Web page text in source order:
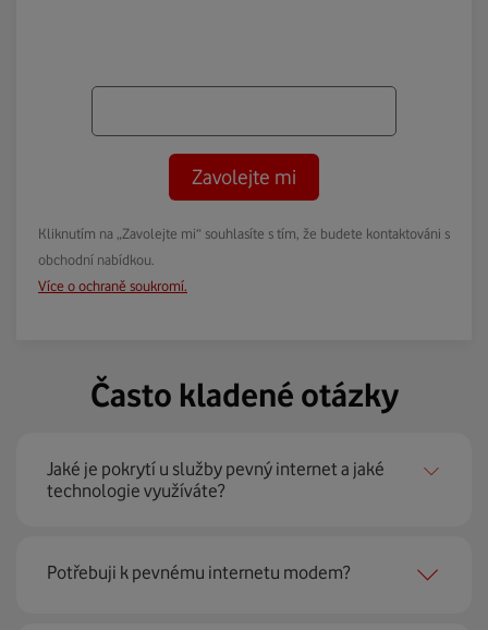
Zavolejte mi
Kliknutím na „Zavolejte mi“ souhlasíte s tím, že budete kontaktováni s
obchodní nabídkou.
Více o ochraně soukromí.
Často kladené otázky
Jaké je pokrytí u služby pevný internet a jaké
technologie využíváte?
Pevný internet můžeme nabídnout
domácností
Potřebuji k pevnému internetu modem?